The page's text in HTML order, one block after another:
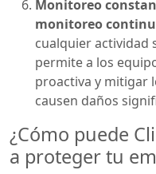
Monitoreo
monitoreo
cualquier actividad
permite a los
proactiva y mitigar
causen daños
¿Cómo puede
a proteger tu